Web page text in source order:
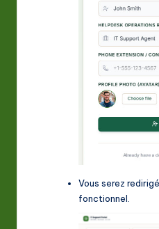
Vous serez
fonctionnel.